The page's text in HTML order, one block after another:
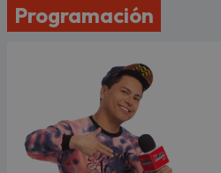
Programación